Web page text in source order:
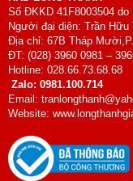
Số ĐKKD 41F8003504
Người đại diện: Trần Hữu
Địa chỉ: 67B Tháp
ĐT: (028) 3960 0981 –
Hotline:
Zalo: 0981.100.714
Email:
Website: